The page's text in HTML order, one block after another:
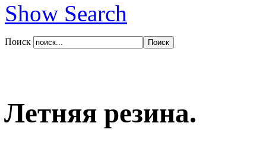
Show Search
Поиск
Летняя резина.